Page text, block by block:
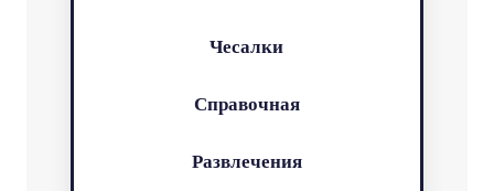
Чесалки
Справочная
Развлечения